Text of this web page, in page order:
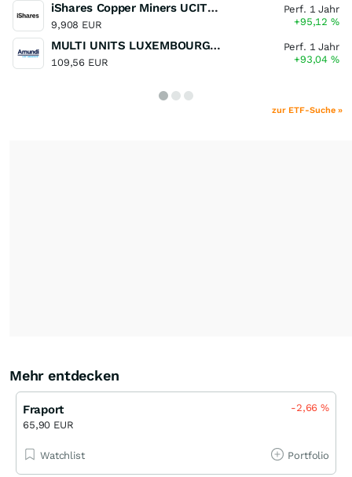
iShares Copper Miners UCITS ETF
9,908 EUR
Perf. 1 Jahr
+95,12%
MULTI UNITS LUXEMBOURG - Lyxor MSCI Semiconductors ESG Filtered
109,56 EUR
Perf. 1 Jahr
+93,04%
zur ETF-Suche »
Mehr entdecken
Fraport
65,90 EUR
-2,66%
Watchlist Portfolio